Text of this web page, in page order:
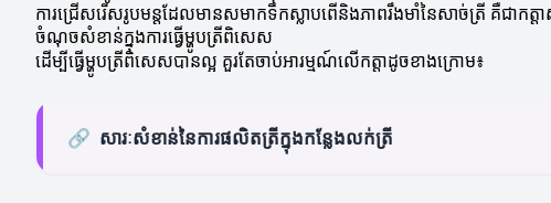
ការជ្រើសរើសរូបមន្តដែលមានសមាកទឹកស្លាបពើនិងភាពរឹងមាំនៃសាច់ត្រី គឺជាក
ចំណុចសំខាន់ក្នុងការធ្វើម្ហូបត្រីពិសេស
ដើម្បីធ្វើម្ហូបត្រីពិសេសបានល្អ គួរតែចាប់អារម្មណ៍លើកត្តាដូចខាងក្រោម៖
🔗 សារៈសំខាន់នៃការផលិតត្រីក្នុងកន្លែងលក់ត្រី